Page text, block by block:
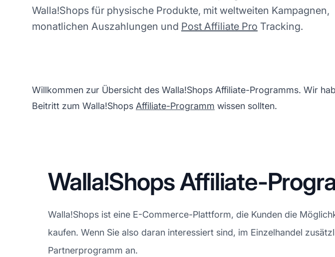
Walla!Shops für physische Produkte, mit weltweiten Kampagnen,
monatlichen Auszahlungen und Post Affiliate Pro Tracking.
Willkommen zur Übersicht des Walla!Shops Affiliate-Programms. Wir
Beitritt zum Walla!Shops Affiliate-Programm wissen sollten.
Walla!Shops Affiliate-
Walla!Shops ist eine E-Commerce-Plattform, die Kunden die
kaufen. Wenn Sie also daran interessiert sind, im Einzelhandel
Partnerprogramm an.